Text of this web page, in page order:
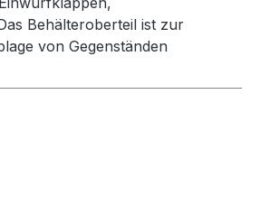
Behälteroberteil ist zur
von Gegenständen